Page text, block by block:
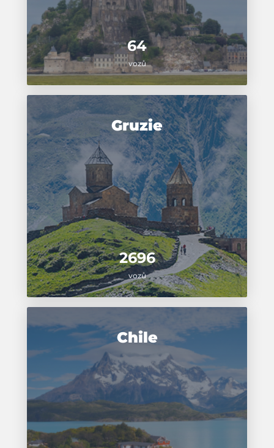
64
vozů
2696
vozů
Gruzie
Chile